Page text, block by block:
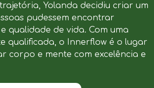
Yolanda decidiu criar um
pudessem encontrar
qualidade de vida. Com uma
qualificada, o Innerflow é o lugar
corpo e mente com excelência e